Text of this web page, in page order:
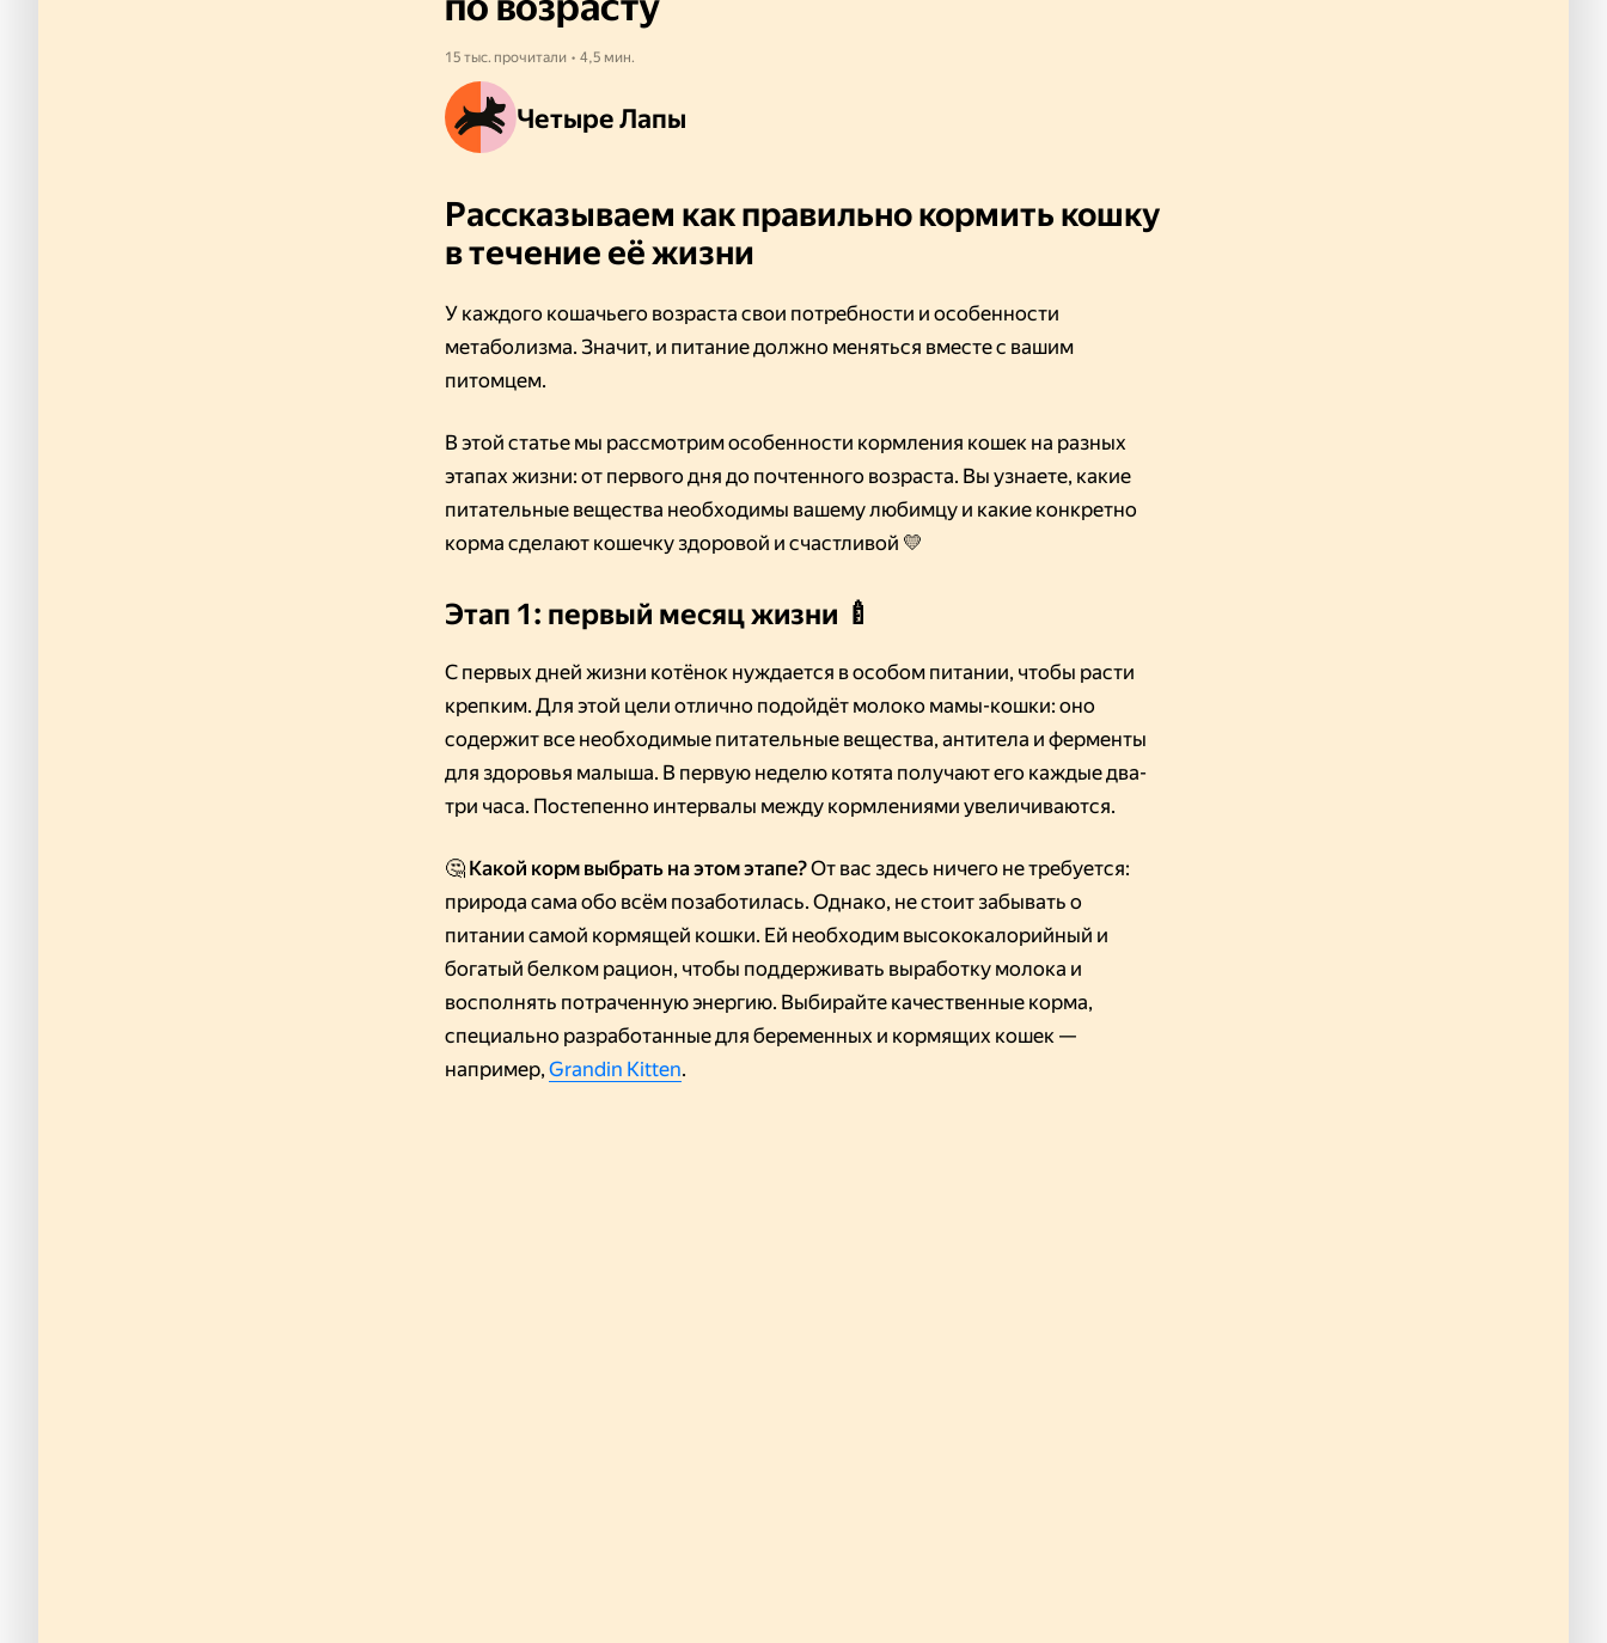
15 тыс. прочитали • 4,5 мин.
Четыре Лапы
Рассказываем как правильно кормить кошку
в течение её жизни
У каждого кошачьего возраста свои потребности и особенности
метаболизма. Значит, и питание должно меняться вместе с вашим
питомцем.
В этой статье мы рассмотрим особенности кормления кошек на разных
этапах жизни: от первого дня до почтенного возраста. Вы узнаете, какие
питательные вещества необходимы вашему любимцу и какие конкретно
корма сделают кошечку здоровой и счастливой 💛
Этап 1: первый месяц жизни 🍼
С первых дней жизни котёнок нуждается в особом питании, чтобы расти
крепким. Для этой цели отлично подойдёт молоко мамы-кошки: оно
содержит все необходимые питательные вещества, антитела и ферменты
для здоровья малыша. В первую неделю котята получают его каждые два-
три часа. Постепенно интервалы между кормлениями увеличиваются.
🤔 Какой корм выбрать на этом этапе?От вас здесь ничего не требуется:
природа сама обо всём позаботилась. Однако, не стоит забывать о
питании самой кормящей кошки. Ей необходим высококалорийный и
богатый белком рацион, чтобы поддерживать выработку молока и
восполнять потраченную энергию. Выбирайте качественные корма,
специально разработанные для беременных и кормящих кошек —
например, Grandin Kitten.